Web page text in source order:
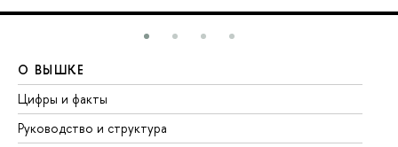
О ВЫШКЕ
Цифры и факты
Руководство и структура